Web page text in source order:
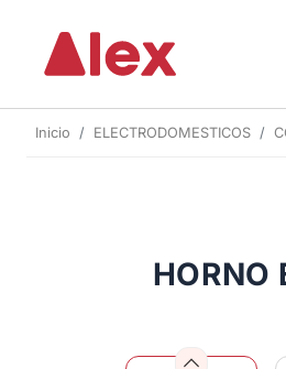
Inicio ELECTRODOMESTICOS
HORNO
Previous